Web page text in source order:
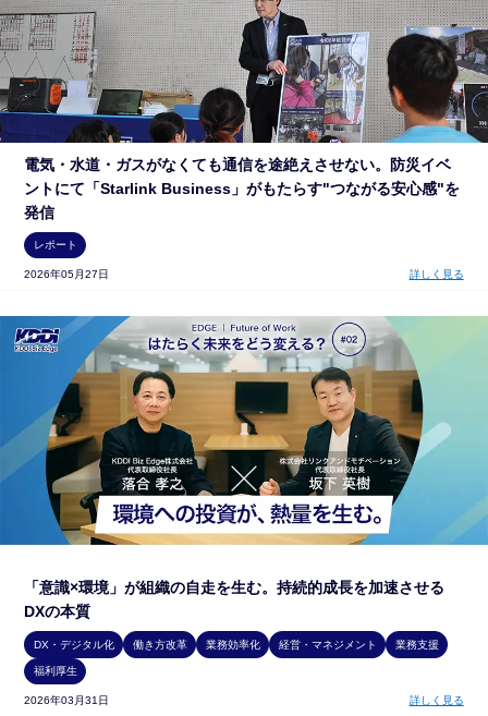
電気・水道・ガスがなくても通信を途絶えさせない。防災イベ
ントにて「Starlink Business」がもたらす"つながる安心感"を
発信
レポート
2026年05月27日 詳しく見る
「意識×環境」が組織の自走を生む。持続的成長を加速させる
DXの本質
DX・デジタル化 働き方改革 業務効率化 経営・マネジメント 業務支援
福利厚生
2026年03月31日 詳しく見る